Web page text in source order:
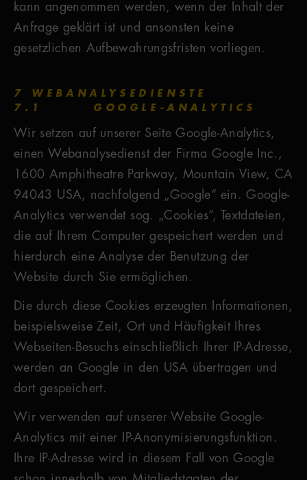
kann angenommen werden, wenn der Inhalt der
Anfrage geklärt ist und ansonsten keine
gesetzlichen Aufbewahrungsfristen vorliegen.
7 WEBANALYSEDIENSTE
7.1 GOOGLE-ANALYTICS
Wir setzen auf unserer Seite Google-Analytics,
einen Webanalysedienst der Firma Google Inc.,
1600 Amphitheatre Parkway, Mountain View, CA
94043 USA, nachfolgend „Google“ ein. Google-
Analytics verwendet sog. „Cookies“, Textdateien,
die auf Ihrem Computer gespeichert werden und
hierdurch eine Analyse der Benutzung der
Website durch Sie ermöglichen.
Die durch diese Cookies erzeugten Informationen,
beispielsweise Zeit, Ort und Häufigkeit Ihres
Webseiten-Besuchs einschließlich Ihrer IP-Adresse,
werden an Google in den USA übertragen und
dort gespeichert.
Wir verwenden auf unserer Website Google-
Analytics mit einer IP-Anonymisierungsfunktion.
Ihre IP-Adresse wird in diesem Fall von Google